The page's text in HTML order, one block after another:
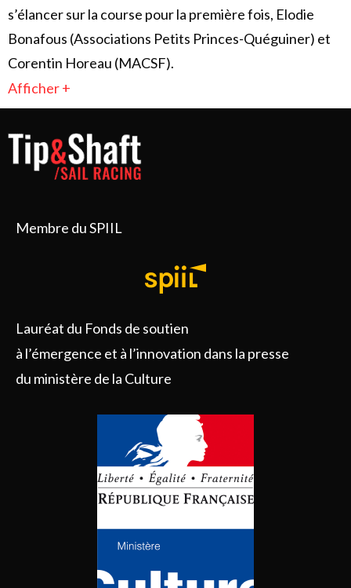
s’élancer sur la course pour la première fois, Elodie
Bonafous (Associations Petits Princes-Quéguiner) et
Corentin Horeau (MACSF).
Afficher +
Membre du SPIIL
Lauréat du Fonds de soutien
à l’émergence et à l’innovation dans la presse
du ministère de la Culture